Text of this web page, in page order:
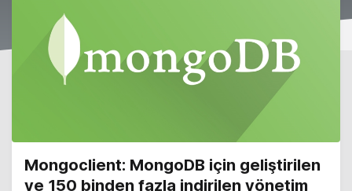
Mongoclient: MongoDB için geliştirilen
ve 150 binden fazla indirilen yönetim